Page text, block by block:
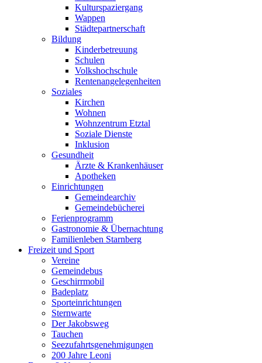
Kulturspaziergang
Wappen
Städtepartnerschaft
Bildung
Kinderbetreuung
Schulen
Volkshochschule
Rentenangelegenheiten
Soziales
Kirchen
Wohnen
Wohnzentrum Etztal
Soziale Dienste
Inklusion
Gesundheit
Ärzte & Krankenhäuser
Apotheken
Einrichtungen
Gemeindearchiv
Gemeindebücherei
Ferienprogramm
Gastronomie & Übernachtung
Familienleben Starnberg
Freizeit und Sport
Vereine
Gemeindebus
Geschirrmobil
Badeplatz
Sporteinrichtungen
Sternwarte
Der Jakobsweg
Tauchen
Seezufahrtsgenehmigungen
200 Jahre Leoni